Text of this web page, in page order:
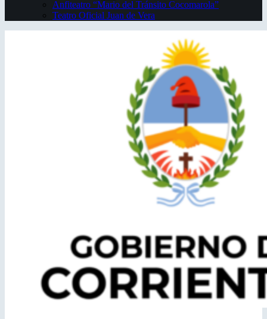
Anfiteatro “Mario del Tránsito Cocomarola”
Teatro Oficial Juan de Vera